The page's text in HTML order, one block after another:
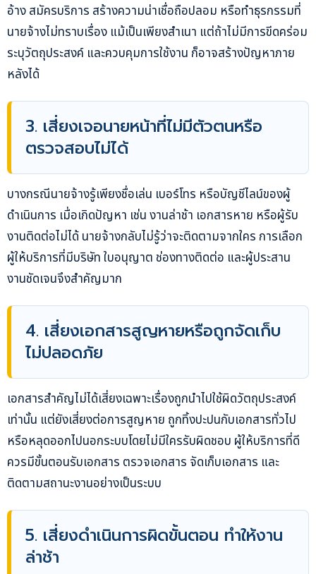
อ้าง สมัครบริการ สร้างความน่าเชื่อถือปลอม หรือทำธุรกรรมที่
นายจ้างไม่ทราบเรื่อง แม้เป็นเพียงสำเนา แต่ถ้าไม่มีการขีดคร่อม
ระบุวัตถุประสงค์ และควบคุมการใช้งาน ก็อาจสร้างปัญหาภาย
หลังได้
3. เสี่ยงเจอนายหน้าที่ไม่มีตัวตนหรือ
ตรวจสอบไม่ได้
บางกรณีนายจ้างรู้เพียงชื่อเล่น เบอร์โทร หรือบัญชีไลน์ของผู้
ดำเนินการ เมื่อเกิดปัญหา เช่น งานล่าช้า เอกสารหาย หรือผู้รับ
งานติดต่อไม่ได้ นายจ้างกลับไม่รู้ว่าจะติดตามจากใคร การเลือก
ผู้ให้บริการที่มีบริษัท ใบอนุญาต ช่องทางติดต่อ และผู้ประสาน
งานชัดเจนจึงสำคัญมาก
4. เสี่ยงเอกสารสูญหายหรือถูกจัดเก็บ
ไม่ปลอดภัย
เอกสารสำคัญไม่ได้เสี่ยงเฉพาะเรื่องถูกนำไปใช้ผิดวัตถุประสงค์
เท่านั้น แต่ยังเสี่ยงต่อการสูญหาย ถูกทิ้งปะปนกับเอกสารทั่วไป
หรือหลุดออกไปนอกระบบโดยไม่มีใครรับผิดชอบ ผู้ให้บริการที่ดี
ควรมีขั้นตอนรับเอกสาร ตรวจเอกสาร จัดเก็บเอกสาร และ
ติดตามสถานะงานอย่างเป็นระบบ
5. เสี่ยงดำเนินการผิดขั้นตอน ทำให้งาน
ล่าช้า